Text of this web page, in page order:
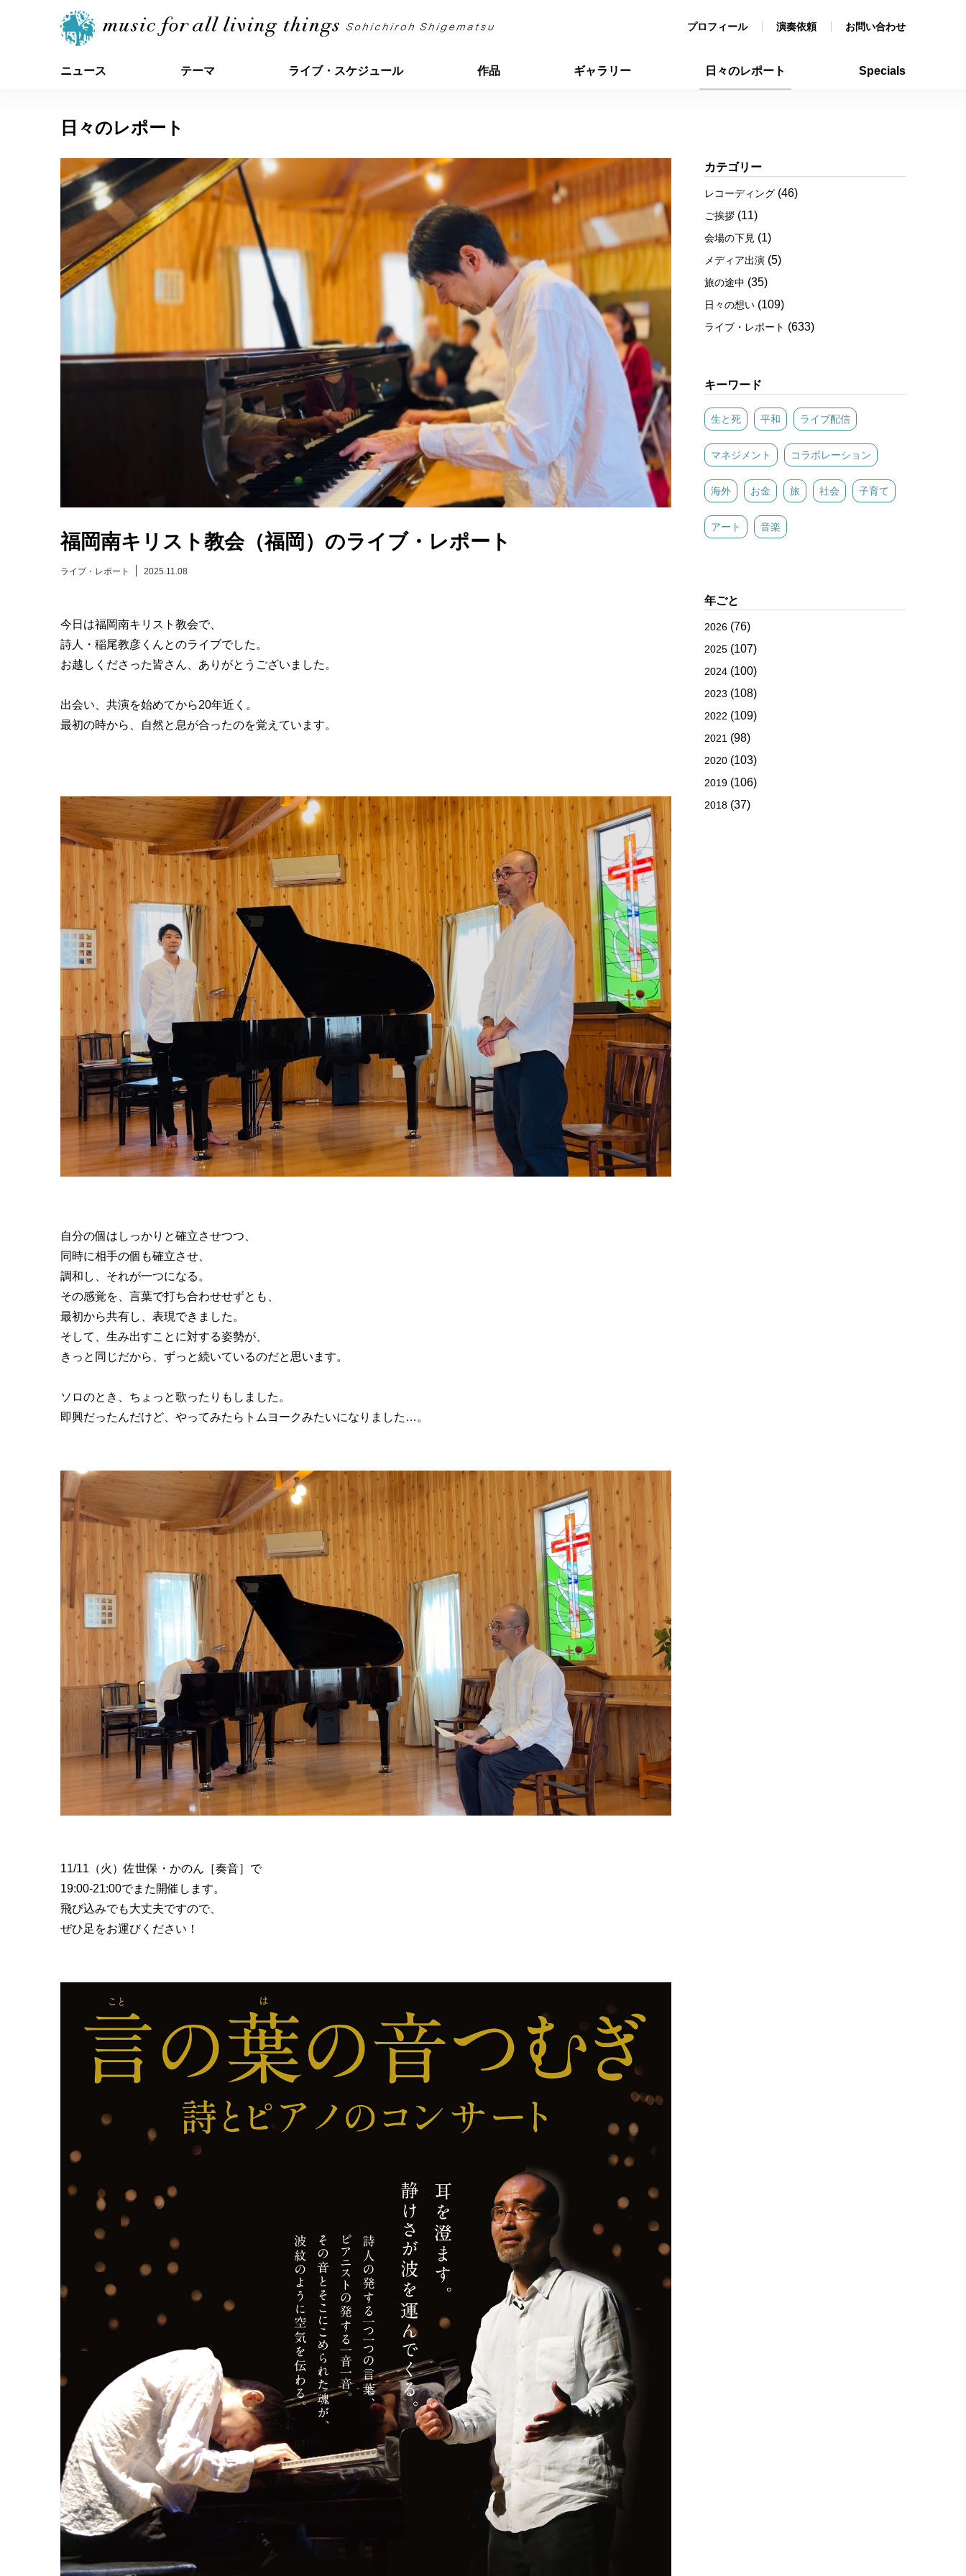
プロフィール 演奏依頼 お問い合わせ
ニュース テーマ ライブ・スケジュール 作品 ギャラリー 日々のレポート Specials
日々のレポート
福岡南キリスト教会（福岡）のライブ・レポート
ライブ・レポート 2025.11.08
今日は福岡南キリスト教会で、
詩人・稲尾教彦くんとのライブでした。
お越しくださった皆さん、ありがとうございました。
出会い、共演を始めてから20年近く。
最初の時から、自然と息が合ったのを覚えています。
自分の個はしっかりと確立させつつ、
同時に相手の個も確立させ、
調和し、それが一つになる。
その感覚を、言葉で打ち合わせせずとも、
最初から共有し、表現できました。
そして、生み出すことに対する姿勢が、
きっと同じだから、ずっと続いているのだと思います。
ソロのとき、ちょっと歌ったりもしました。
即興だったんだけど、やってみたらトムヨークみたいになりました…。
11/11（火）佐世保・かのん［奏音］で
19:00-21:00でまた開催します。
飛び込みでも大丈夫ですので、
ぜひ足をお運びください！ ㅤㅤㅤ
カテゴリー
レコーディング (46)
ご挨拶 (11)
会場の下見 (1)
メディア出演 (5)
旅の途中 (35)
日々の想い (109)
ライブ・レポート (633)
キーワード
生と死 平和 ライブ配信
マネジメント コラボレーション
海外 お金 旅 社会 子育て
アート 音楽
年ごと
2026 (76)
2025 (107)
2024 (100)
2023 (108)
2022 (109)
2021 (98)
2020 (103)
2019 (106)
2018 (37)